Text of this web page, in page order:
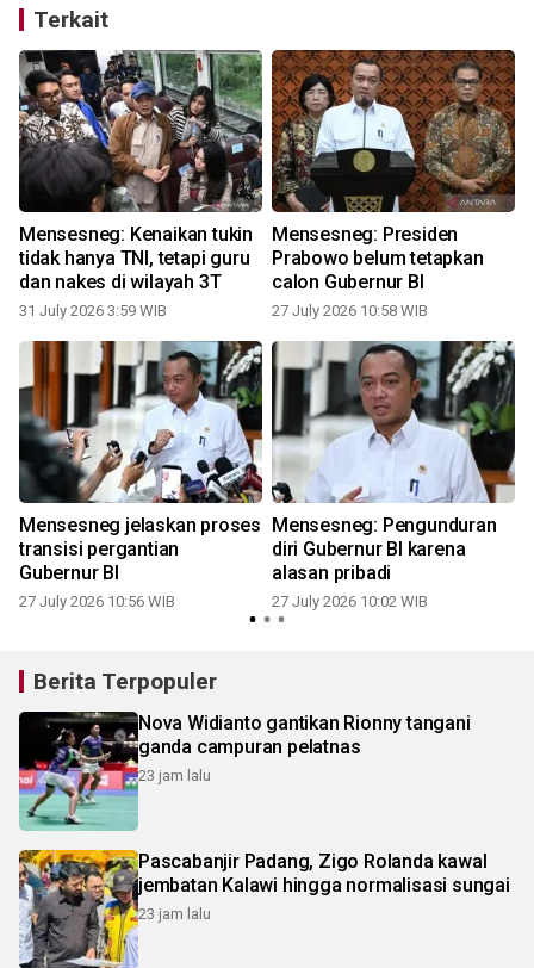
Terkait
Mensesneg: Kenaikan tukin
tidak hanya TNI, tetapi guru
dan nakes di wilayah 3T
31 July 2026 3:59 WIB
Mensesneg: Presiden
Prabowo belum tetapkan
calon Gubernur BI
27 July 2026 10:58 WIB
Mensesneg jelaskan proses
transisi pergantian
Gubernur BI
27 July 2026 10:56 WIB
Mensesneg: Pengunduran
diri Gubernur BI karena
alasan pribadi
27 July 2026 10:02 WIB
Berita Terpopuler
Nova Widianto gantikan Rionny tangani
ganda campuran pelatnas
23 jam lalu
Pascabanjir Padang, Zigo Rolanda kawal
jembatan Kalawi hingga normalisasi sungai
23 jam lalu